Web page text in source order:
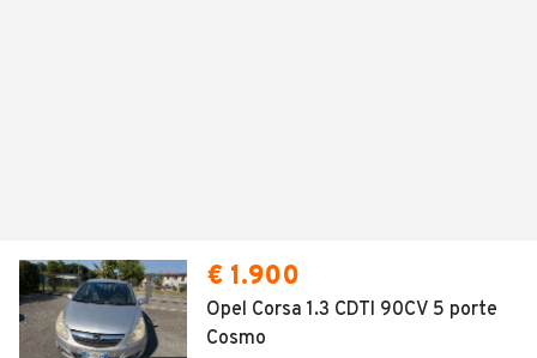
€ 1.900
Opel Corsa 1.3 CDTI 90CV 5 porte
Cosmo